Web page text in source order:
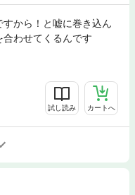
から！と嘘に巻き込ん
わせてくるんです
試し読み カートへ